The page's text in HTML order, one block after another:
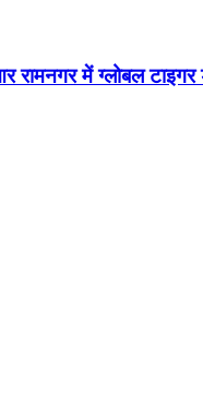
रामनगर में ग्लोबल